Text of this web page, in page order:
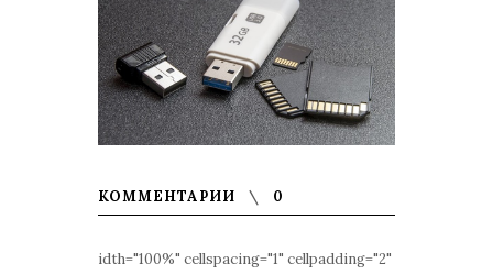
КОММЕНТАРИИ 0
idth="100%" cellspacing="1" cellpadding="2"